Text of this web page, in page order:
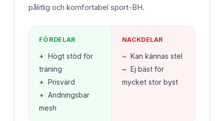
pålitlig och komfortabel sport-BH.
FÖRDELAR
+ Högt stöd för
träning
+ Prisvärd
+ Andningsbar
mesh
NACKDELAR
− Kan kännas stel
− Ej bäst för
mycket stor byst